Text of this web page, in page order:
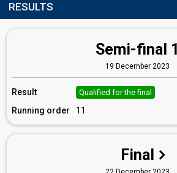
RESULTS
Semi-final 1
19 December 2023
Result Qualified for the final
Running order 11
Final